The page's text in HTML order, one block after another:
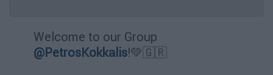
Welcome to our Group
@PetrosKokkalis!💚🇬🇷